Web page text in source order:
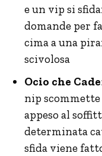
e un vip si
domande per
cima a una
scivolosa
Ocio che Cade
nip
appeso al
determinata
sfida viene